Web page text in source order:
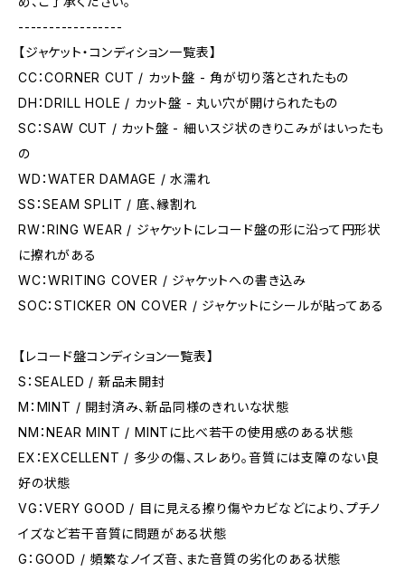
-----------------
【ジャケット・コンディション一覧表】
CC：CORNER CUT / カット盤 - 角が切り落とされたもの
DH：DRILL HOLE / カット盤 - 丸い穴が開けられたもの
SC：SAW CUT / カット盤 - 細いスジ状のきりこみがはいったも
の
WD：WATER DAMAGE / 水濡れ
SS：SEAM SPLIT / 底、縁割れ
RW：RING WEAR / ジャケットにレコード盤の形に沿って円形状
に擦れがある
WC：WRITING COVER / ジャケットへの書き込み
SOC：STICKER ON COVER / ジャケットにシールが貼ってある
【レコード盤コンディション一覧表】
S：SEALED / 新品未開封
M：MINT / 開封済み、新品同様のきれいな状態
NM：NEAR MINT / MINTに比べ若干の使用感のある状態
EX：EXCELLENT / 多少の傷、スレあり。音質には支障のない良
好の状態
VG：VERY GOOD / 目に見える擦り傷やカビなどにより、プチノ
イズなど若干音質に問題がある状態
G：GOOD / 頻繁なノイズ音、また音質の劣化のある状態